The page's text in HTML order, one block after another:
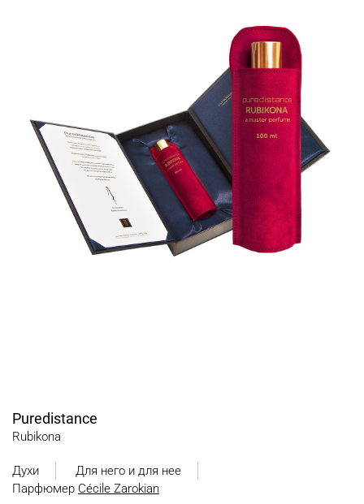
Puredistance
Rubikona
Духи
Для него и для нее
Парфюмер Cécile Zarokian